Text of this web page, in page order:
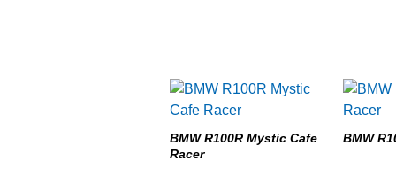
BMW R100R Mystic Cafe
Racer
BMW